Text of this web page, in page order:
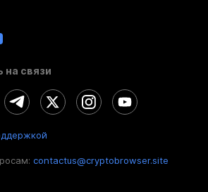
на связи
contactus@cryptobrowser.site